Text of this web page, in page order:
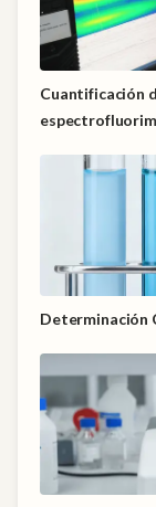
Cuantificación
Determinación